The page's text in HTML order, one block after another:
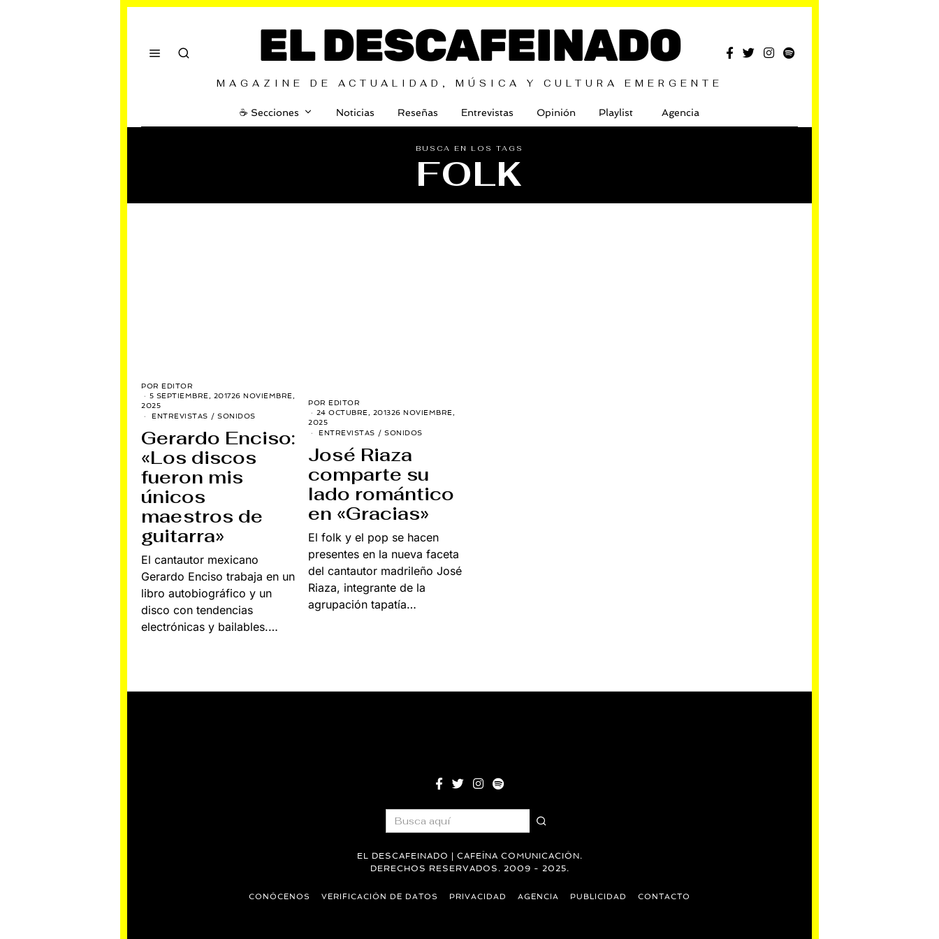
EL DESCAFEINADO
MAGAZINE DE ACTUALIDAD, MÚSICA Y CULTURA EMERGENTE
☕️ Secciones Noticias Reseñas Entrevistas Opinión Playlist Agencia
BUSCA EN LOS TAGS
FOLK
POR EDITOR
5 SEPTIEMBRE, 201726 NOVIEMBRE,
2025
ENTREVISTAS / SONIDOS
Gerardo Enciso:
«Los discos
fueron mis
únicos
maestros de
guitarra»
El cantautor mexicano
Gerardo Enciso trabaja en un
libro autobiográfico y un
disco con tendencias
electrónicas y bailables.…
POR EDITOR
24 OCTUBRE, 201326 NOVIEMBRE,
2025
ENTREVISTAS / SONIDOS
José Riaza
comparte su
lado romántico
en «Gracias»
El folk y el pop se hacen
presentes en la nueva faceta
del cantautor madrileño José
Riaza, integrante de la
agrupación tapatía…
EL DESCAFEINADO | CAFEÍNA COMUNICACIÓN.
DERECHOS RESERVADOS. 2009 - 2025.
CONÓCENOS VERIFICACIÓN DE DATOS PRIVACIDAD AGENCIA PUBLICIDAD CONTACTO